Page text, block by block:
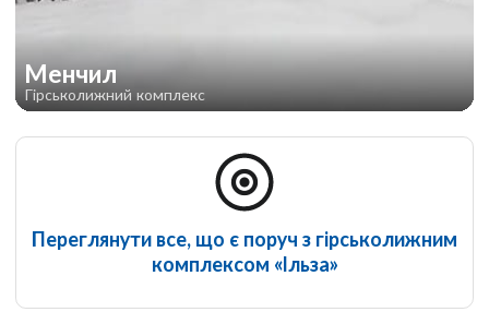
Менчил
Гірськолижний комплекс
Переглянути все, що є поруч з гірськолижним
комплексом «Ільза»